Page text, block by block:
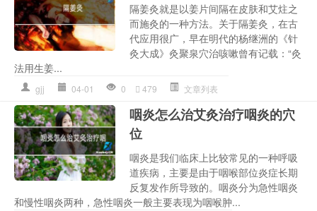
隔姜灸就是以姜片间隔在皮肤和艾炷之
而施灸的一种方法。关于隔姜灸，在古
代应用很广，早在明代的杨继洲的《针
灸大成》灸聚泉穴治咳嗽曾有记载：“灸
法用生姜...
gjj 04-01 0 479 文章列表
咽炎怎么治艾灸治疗咽炎的穴
位
咽炎是我们临床上比较常见的一种呼吸
道疾病，主要是由于咽喉部位炎症长期
反复发作所导致的。咽炎分为急性咽炎
和慢性咽炎两种，急性咽炎一般主要表现为咽喉肿...